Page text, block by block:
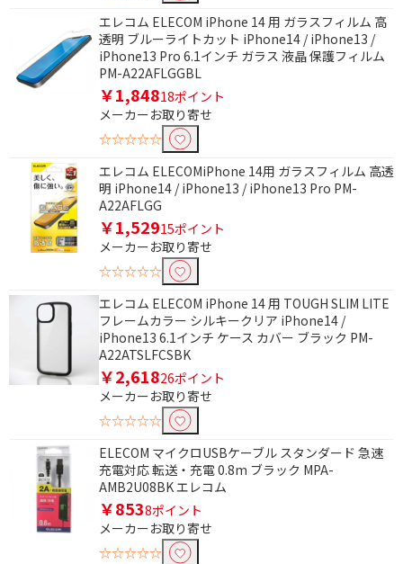
エレコム ELECOM iPhone 14 用 ガラスフィルム 高
透明 ブルーライトカット iPhone14 / iPhone13 /
iPhone13 Pro 6.1インチ ガラス 液晶 保護フィルム
PM-A22AFLGGBL
￥1,84818ポイント
メーカーお取り寄せ
☆☆☆☆☆
エレコム ELECOMiPhone 14用 ガラスフィルム 高透
明 iPhone14 / iPhone13 / iPhone13 Pro PM-
A22AFLGG
￥1,52915ポイント
メーカーお取り寄せ
☆☆☆☆☆
エレコム ELECOM iPhone 14 用 TOUGH SLIM LITE
フレームカラー シルキークリア iPhone14 /
iPhone13 6.1インチ ケース カバー ブラック PM-
A22ATSLFCSBK
￥2,61826ポイント
メーカーお取り寄せ
☆☆☆☆☆
ELECOM マイクロUSBケーブル スタンダード 急速
充電対応 転送・充電 0.8m ブラック MPA-
AMB2U08BK エレコム
￥8538ポイント
メーカーお取り寄せ
☆☆☆☆☆
フリーワードで絞り込む
除外する
除外する にチェックを入れると、指定したワード
を除外して検索します。
価格で絞り込む
円